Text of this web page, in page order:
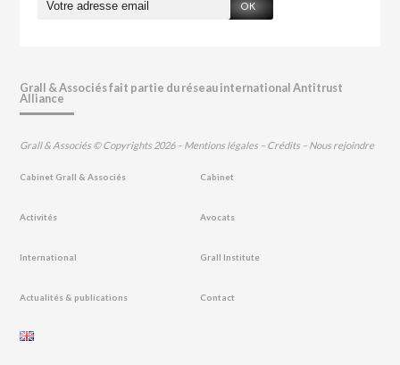
OK
Grall & Associés fait partie du réseau international Antitrust
Alliance
Grall & Associés © Copyrights 2026 – Mentions légales – Crédits – Nous rejoindre
Cabinet Grall & Associés Cabinet
Activités Avocats
International Grall Institute
Actualités & publications Contact